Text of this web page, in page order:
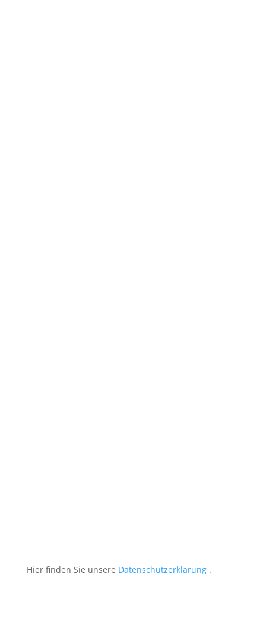
Hier finden Sie unsere Datenschutzerklärung.